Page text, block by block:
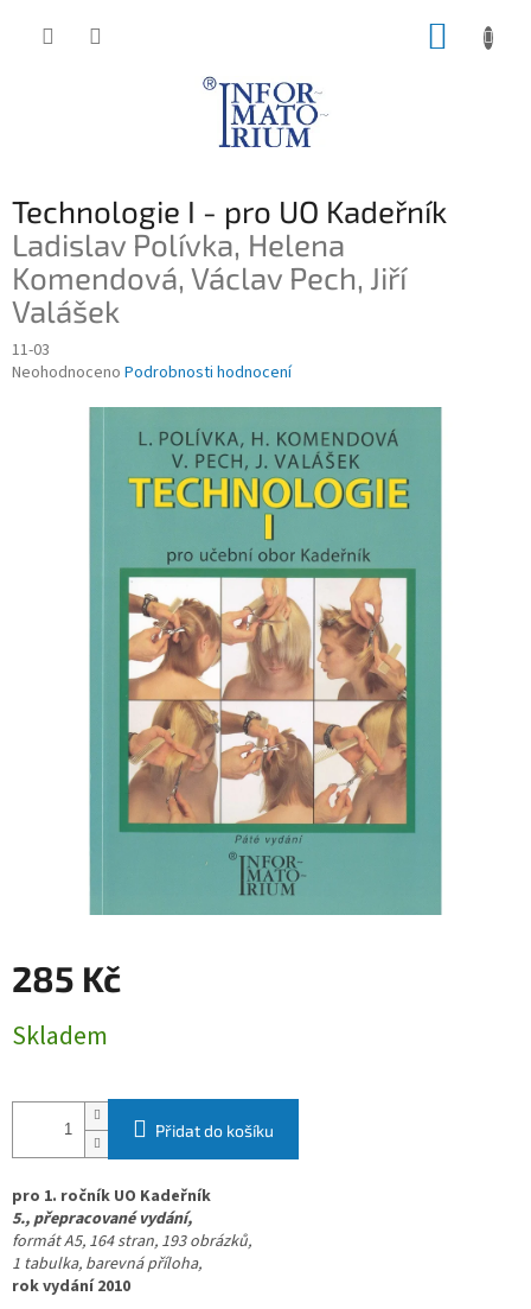
Technologie I - pro UO Kadeřník
Ladislav Polívka, Helena
Komendová, Václav Pech, Jiří
Valášek
11-03
Průměrné
Neohodnoceno Podrobnosti hodnocení
285 Kč
cena:
Skladem
Přidat do košíku
pro 1. ročník UO Kadeřník
5., přepracované vydání,
formát A5, 164 stran, 193 obrázků,
1 tabulka, barevná příloha,
rok vydání 2010